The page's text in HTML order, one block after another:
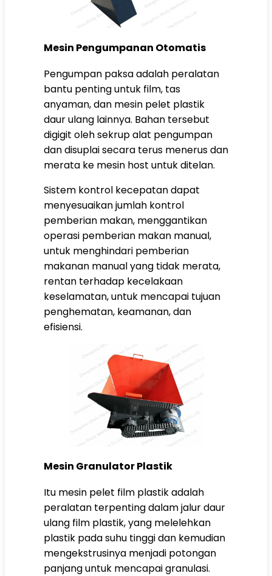
Mesin Pengumpanan Otomatis
Pengumpan paksa adalah peralatan
bantu penting untuk film, tas
anyaman, dan mesin pelet plastik
daur ulang lainnya. Bahan tersebut
digigit oleh sekrup alat pengumpan
dan disuplai secara terus menerus dan
merata ke mesin host untuk ditelan.
Sistem kontrol kecepatan dapat
menyesuaikan jumlah kontrol
pemberian makan, menggantikan
operasi pemberian makan manual,
untuk menghindari pemberian
makanan manual yang tidak merata,
rentan terhadap kecelakaan
keselamatan, untuk mencapai tujuan
penghematan, keamanan, dan
efisiensi.
Mesin Granulator Plastik
Itu mesin pelet film plastikadalah
peralatan terpenting dalam jalur daur
ulang film plastik, yang melelehkan
plastik pada suhu tinggi dan kemudian
mengekstrusinya menjadi potongan
panjang untuk mencapai granulasi.